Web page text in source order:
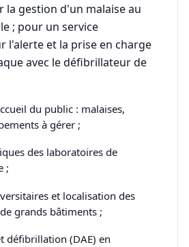
la gestion d'un malaise au
; pour un service
l'alerte et la prise en charge
avec le défibrillateur de
du public : malaises,
à gérer ;
des laboratoires de
;
et localisation des
grands bâtiments ;
défibrillation (DAE) en